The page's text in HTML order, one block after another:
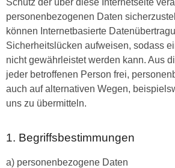
Schutz der über diese Internetseite
personenbezogenen Daten
können Internetbasierte
Sicherheitslücken aufweisen, sodass
nicht gewährleistet werden kann. Aus
jeder betroffenen Person frei,
auch auf alternativen Wegen,
uns zu übermitteln.
1. Begriffsbestimmungen
a) personenbezogene Daten